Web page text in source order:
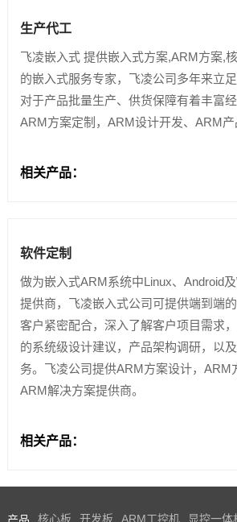
生产代工
飞凌嵌入式 提供嵌入式方案,ARM方案,
的嵌入式服务专家，飞凌公司多年来立
对于产品批量生产、供货保障有着丰富
ARM方案定制，ARM设计开发、ARM产
相关产品：
软件定制
做为嵌入式ARM系统中Linux、Android
提供商，飞凌嵌入式公司可提供端到端
客户紧密配合，深入了解客户项目需求
的系统级设计建议，产品架构调研，以
务。飞凌公司提供ARM方案设计，ARM
ARM解决方案提供商。
相关产品：
产品 核心板 开发板 ARM工控机 显控一体